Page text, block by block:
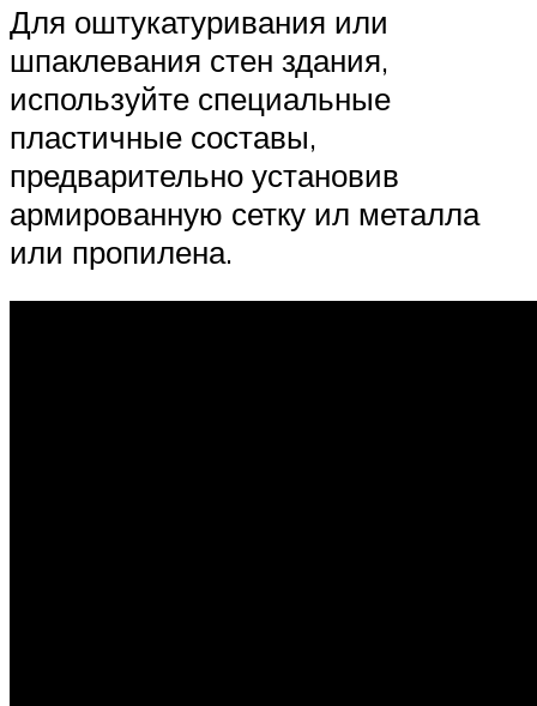
Для оштукатуривания или
шпаклевания стен здания,
используйте специальные
пластичные составы,
предварительно установив
армированную сетку ил металла
или пропилена.